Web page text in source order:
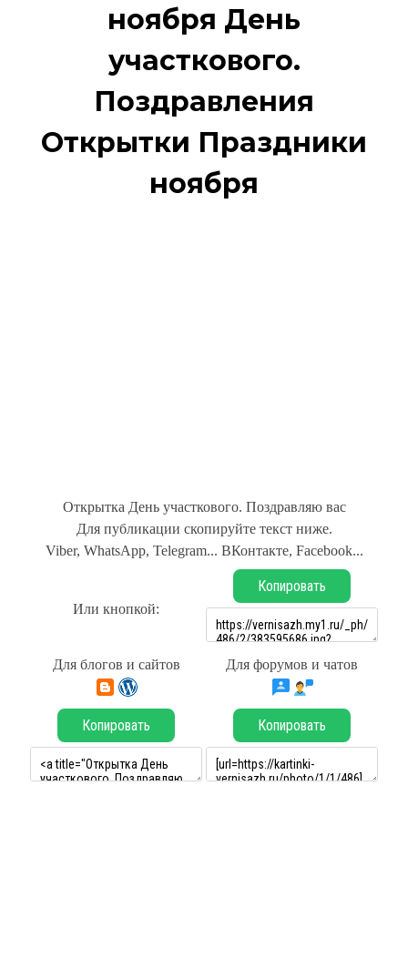
ноября День
участкового.
Поздравления
Открытки Праздники
ноября
Открытка День участкового. Поздравляю вас
Для публикации скопируйте текст ниже.
Viber, WhatsApp, Telegram... ВКонтакте, Facebook...
Или кнопкой:
Копировать
Для блогов и сайтов Для форумов и чатов
Копировать Копировать